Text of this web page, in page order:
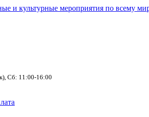
и культурные мероприятия по всему
Сб: 11:00-16:00